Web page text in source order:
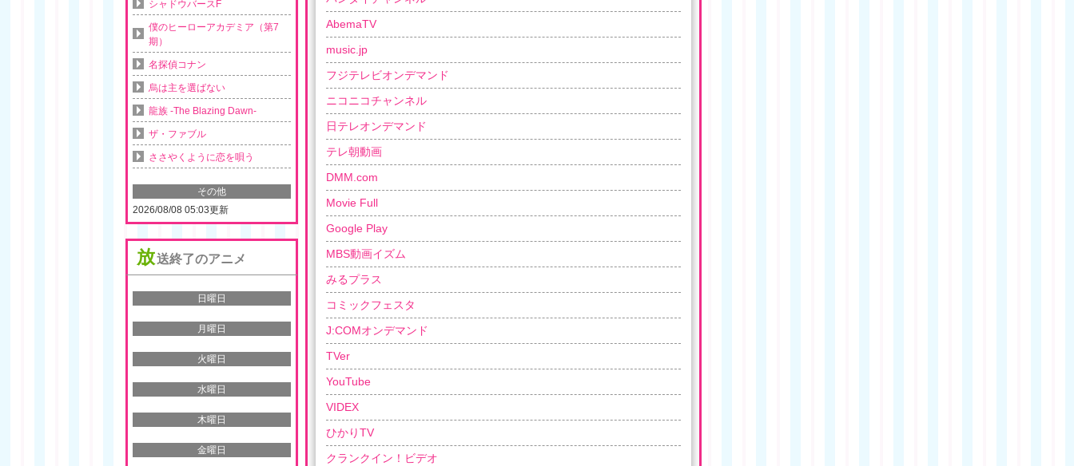
AbemaTV
music.jp
フジテレビオンデマンド
ニコニコチャンネル
日テレオンデマンド
テレ朝動画
DMM.com
Movie Full
Google Play
MBS動画イズム
みるプラス
コミックフェスタ
J:COMオンデマンド
TVer
YouTube
VIDEX
ひかりTV
クランクイン！ビデオ
シャドウバースF
僕のヒーローアカデミア（第7
期）
名探偵コナン
烏は主を選ばない
龍族 -The Blazing Dawn-
ザ・ファブル
ささやくように恋を唄う
その他
2026/08/08 05:03更新
放送終了のアニメ
日曜日
月曜日
火曜日
水曜日
木曜日
金曜日